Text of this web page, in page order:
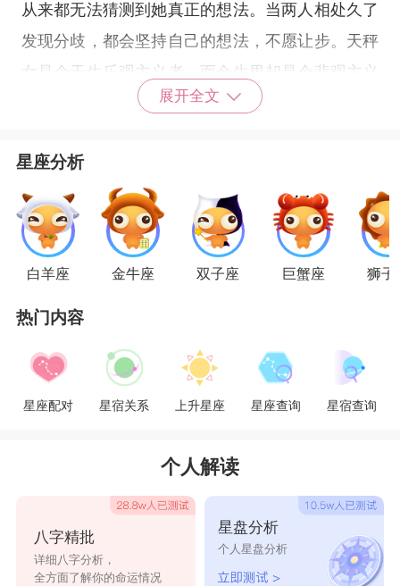
从来都无法猜测到她真正的想法。当两人相处久了
发现分歧，都会坚持自己的想法，不愿让步。天秤
女是个天生乐观主义者，而金牛男却是个悲观主义
者。时间久了，社交圈小生活朴实的金牛男没法给
在性爱方面，他们的确有很好的互动。但是两者毕
竟是分属两个不同世界的人，金牛男希望生活有一
定的规律，天秤女却一日数变，让他十分沮丧。
天秤男就是一个喜欢享受生活的人，对于美的
事物会爱不释手，喜欢逃避现实。而金牛座的女生
是对于追求美丽事物永无止境的人，带着幻想活在
现实生活中，能为自己想要的生活而勤奋努力。天
时又冷若冰霜，这着实让人捉摸不透又爱又恨。金
牛女特别在乎安全感，无论是来自于生活还是爱
情，都希望能有一种实在的感觉。所以非常在乎另
一半的一举一动，并且由衷地在乎对方。
展开全文
星座分析
白羊座 金牛座 双子座 巨蟹座 狮子
热门内容
星座配对 星宿关系 上升星座 星座查询 星宿查询
个人解读
八字精批
详细八字分析，
全方面了解你的命运情况
星盘分析
个人星盘分析